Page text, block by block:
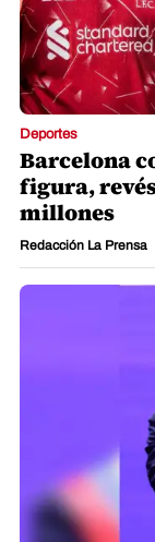
Deportes
Barcelona
figura,
millones
Redacción La Prensa